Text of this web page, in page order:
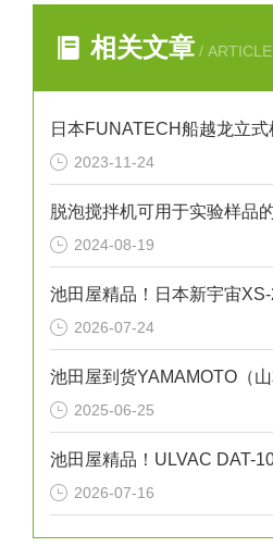
相关文章 / ARTICLE
2023-11-24
2024-08-19
2026-07-24
2025-06-25
2026-07-16